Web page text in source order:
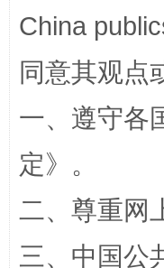
解纷+调解+退
China
同意其观点
一、遵守各
定》。
二、尊重网
三、中国公